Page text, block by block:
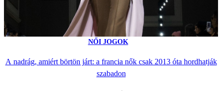
NŐI JOGOK
A nadrág, amiért börtön járt: a francia nők csak 2013 óta hordhatják
szabadon